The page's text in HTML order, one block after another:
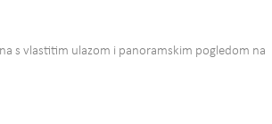
s vlastitim ulazom i panoramskim pogledom na